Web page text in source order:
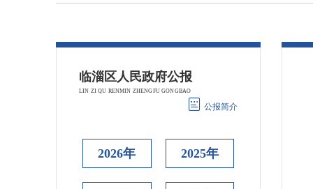
公报简介
2026年 2025年